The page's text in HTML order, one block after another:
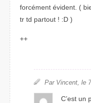
forcément évident. (
tr td partout ! :D )
++
Par Vincent, le
C’est un